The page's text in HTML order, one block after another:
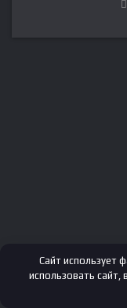
Сайт использует
использовать сайт,